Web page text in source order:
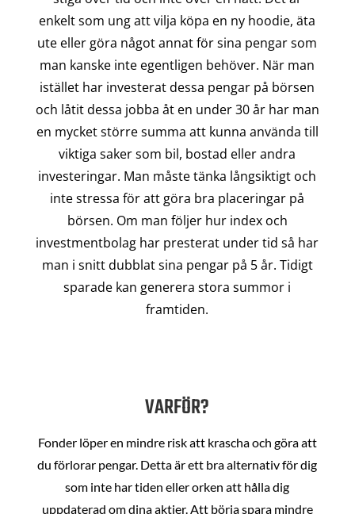
enkelt som ung att vilja köpa en ny hoodie, äta
ute eller göra något annat för sina pengar som
man kanske inte egentligen behöver. När man
istället har investerat dessa pengar på börsen
och låtit dessa jobba åt en under 30 år har man
en mycket större summa att kunna använda till
viktiga saker som bil, bostad eller andra
investeringar. Man måste tänka långsiktigt och
inte stressa för att göra bra placeringar på
börsen. Om man följer hur index och
investmentbolag har presterat under tid så har
man i snitt dubblat sina pengar på 5 år. Tidigt
sparade kan generera stora summor i
framtiden.
VARFÖR?
Fonder löper en mindre risk att krascha och göra att
du förlorar pengar. Detta är ett bra alternativ för dig
som inte har tiden eller orken att hålla dig
uppdaterad om dina aktier. Att börja spara mindre